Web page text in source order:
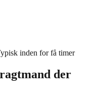
inden for få timer
der